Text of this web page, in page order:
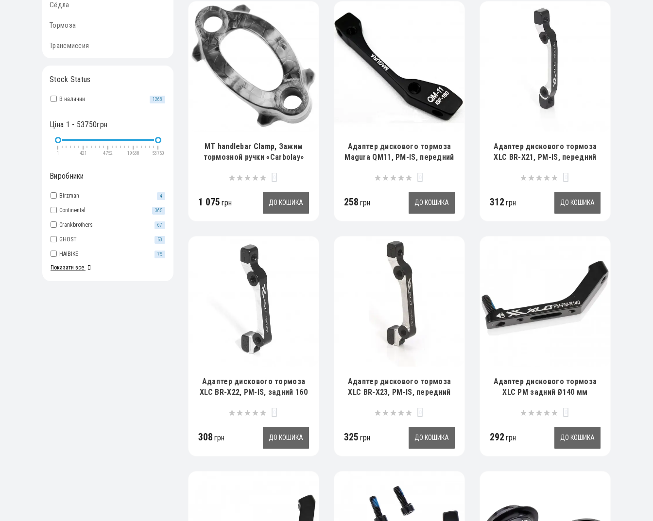
Сёдла
Тормоза
Трансмиссия
Ціна 1 - 53750грн
1 421 4752 19638 53750
Виробники
Birzman 4
Continental 365
Crankbrothers 67
GHOST 50
HAIBIKE 75
Показати все
Stock Status
В наличии 1268
MT handlebar Clamp, Зажим
тормозной ручки «Carbolay»
компелект не входят).
1 075 грн ДО КОШИКА
Адаптер дискового тормоза
Magura QM11, PM-IS, передний
258 грн ДО КОШИКА
Адаптер дискового тормоза
XLC BR-X21, PM-IS, передний
312 грн ДО КОШИКА
Адаптер дискового тормоза
XLC BR-X22, PM-IS, задний 160
308 грн ДО КОШИКА
Адаптер дискового тормоза
XLC BR-X23, PM-IS, передний
325 грн ДО КОШИКА
Адаптер дискового тормоза
XLC PM задний Ø140 мм
292 грн ДО КОШИКА